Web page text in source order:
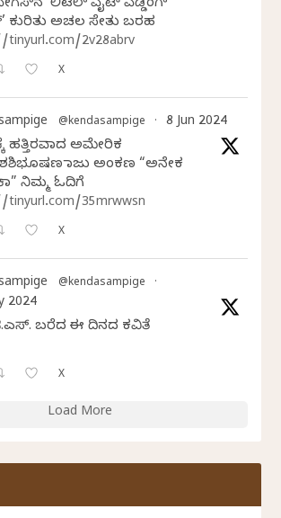
‘ಲಿಟಲ್ ವೈಟ್ ವೆಡ್ಡಿಂಗ್
ಕುರಿತು ಅಚಲ ಸೇತು ಬರಹ
2v28abrv
X
@kendasampige · 8 Jun 2024
ಹತ್ತಿರವಾದ ಅಮೇರಿಕ
ರಾಜು ಅಂಕಣ “ಅನೇಕ
ನಿಮ್ಮ ಓದಿಗೆ
35mrwwsn
X
@kendasampige ·
2024
ಬರೆದ ಈ ದಿನದ ಕವಿತೆ
X
Load More